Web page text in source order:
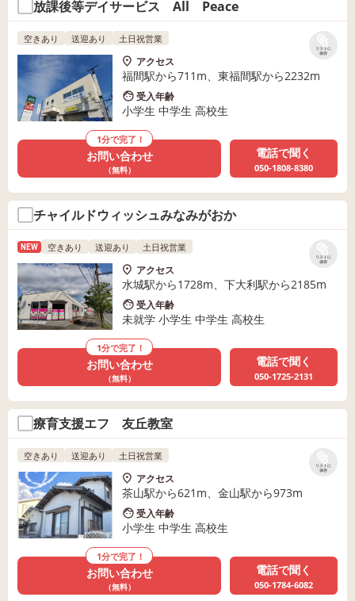
放課後等デイサービス All Peace
リストに
保存
空きあり 送迎あり 土日祝営業
アクセス
福間駅から711m、東福間駅から2232m
受入年齢
小学生 中学生 高校生
1分で完了！
お問い合わせ
（無料）
電話で聞く
050-1808-8380
チャイルドウィッシュみなみがおか
リストに
保存
NEW 空きあり 送迎あり 土日祝営業
アクセス
水城駅から1728m、下大利駅から2185m
受入年齢
未就学 小学生 中学生 高校生
1分で完了！
お問い合わせ
（無料）
電話で聞く
050-1725-2131
療育支援エフ 友丘教室
リストに
保存
空きあり 送迎あり 土日祝営業
アクセス
茶山駅から621m、金山駅から973m
受入年齢
小学生 中学生 高校生
1分で完了！
お問い合わせ
（無料）
電話で聞く
050-1784-6082